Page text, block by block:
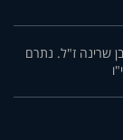
שרינה ז"ל. נתרם